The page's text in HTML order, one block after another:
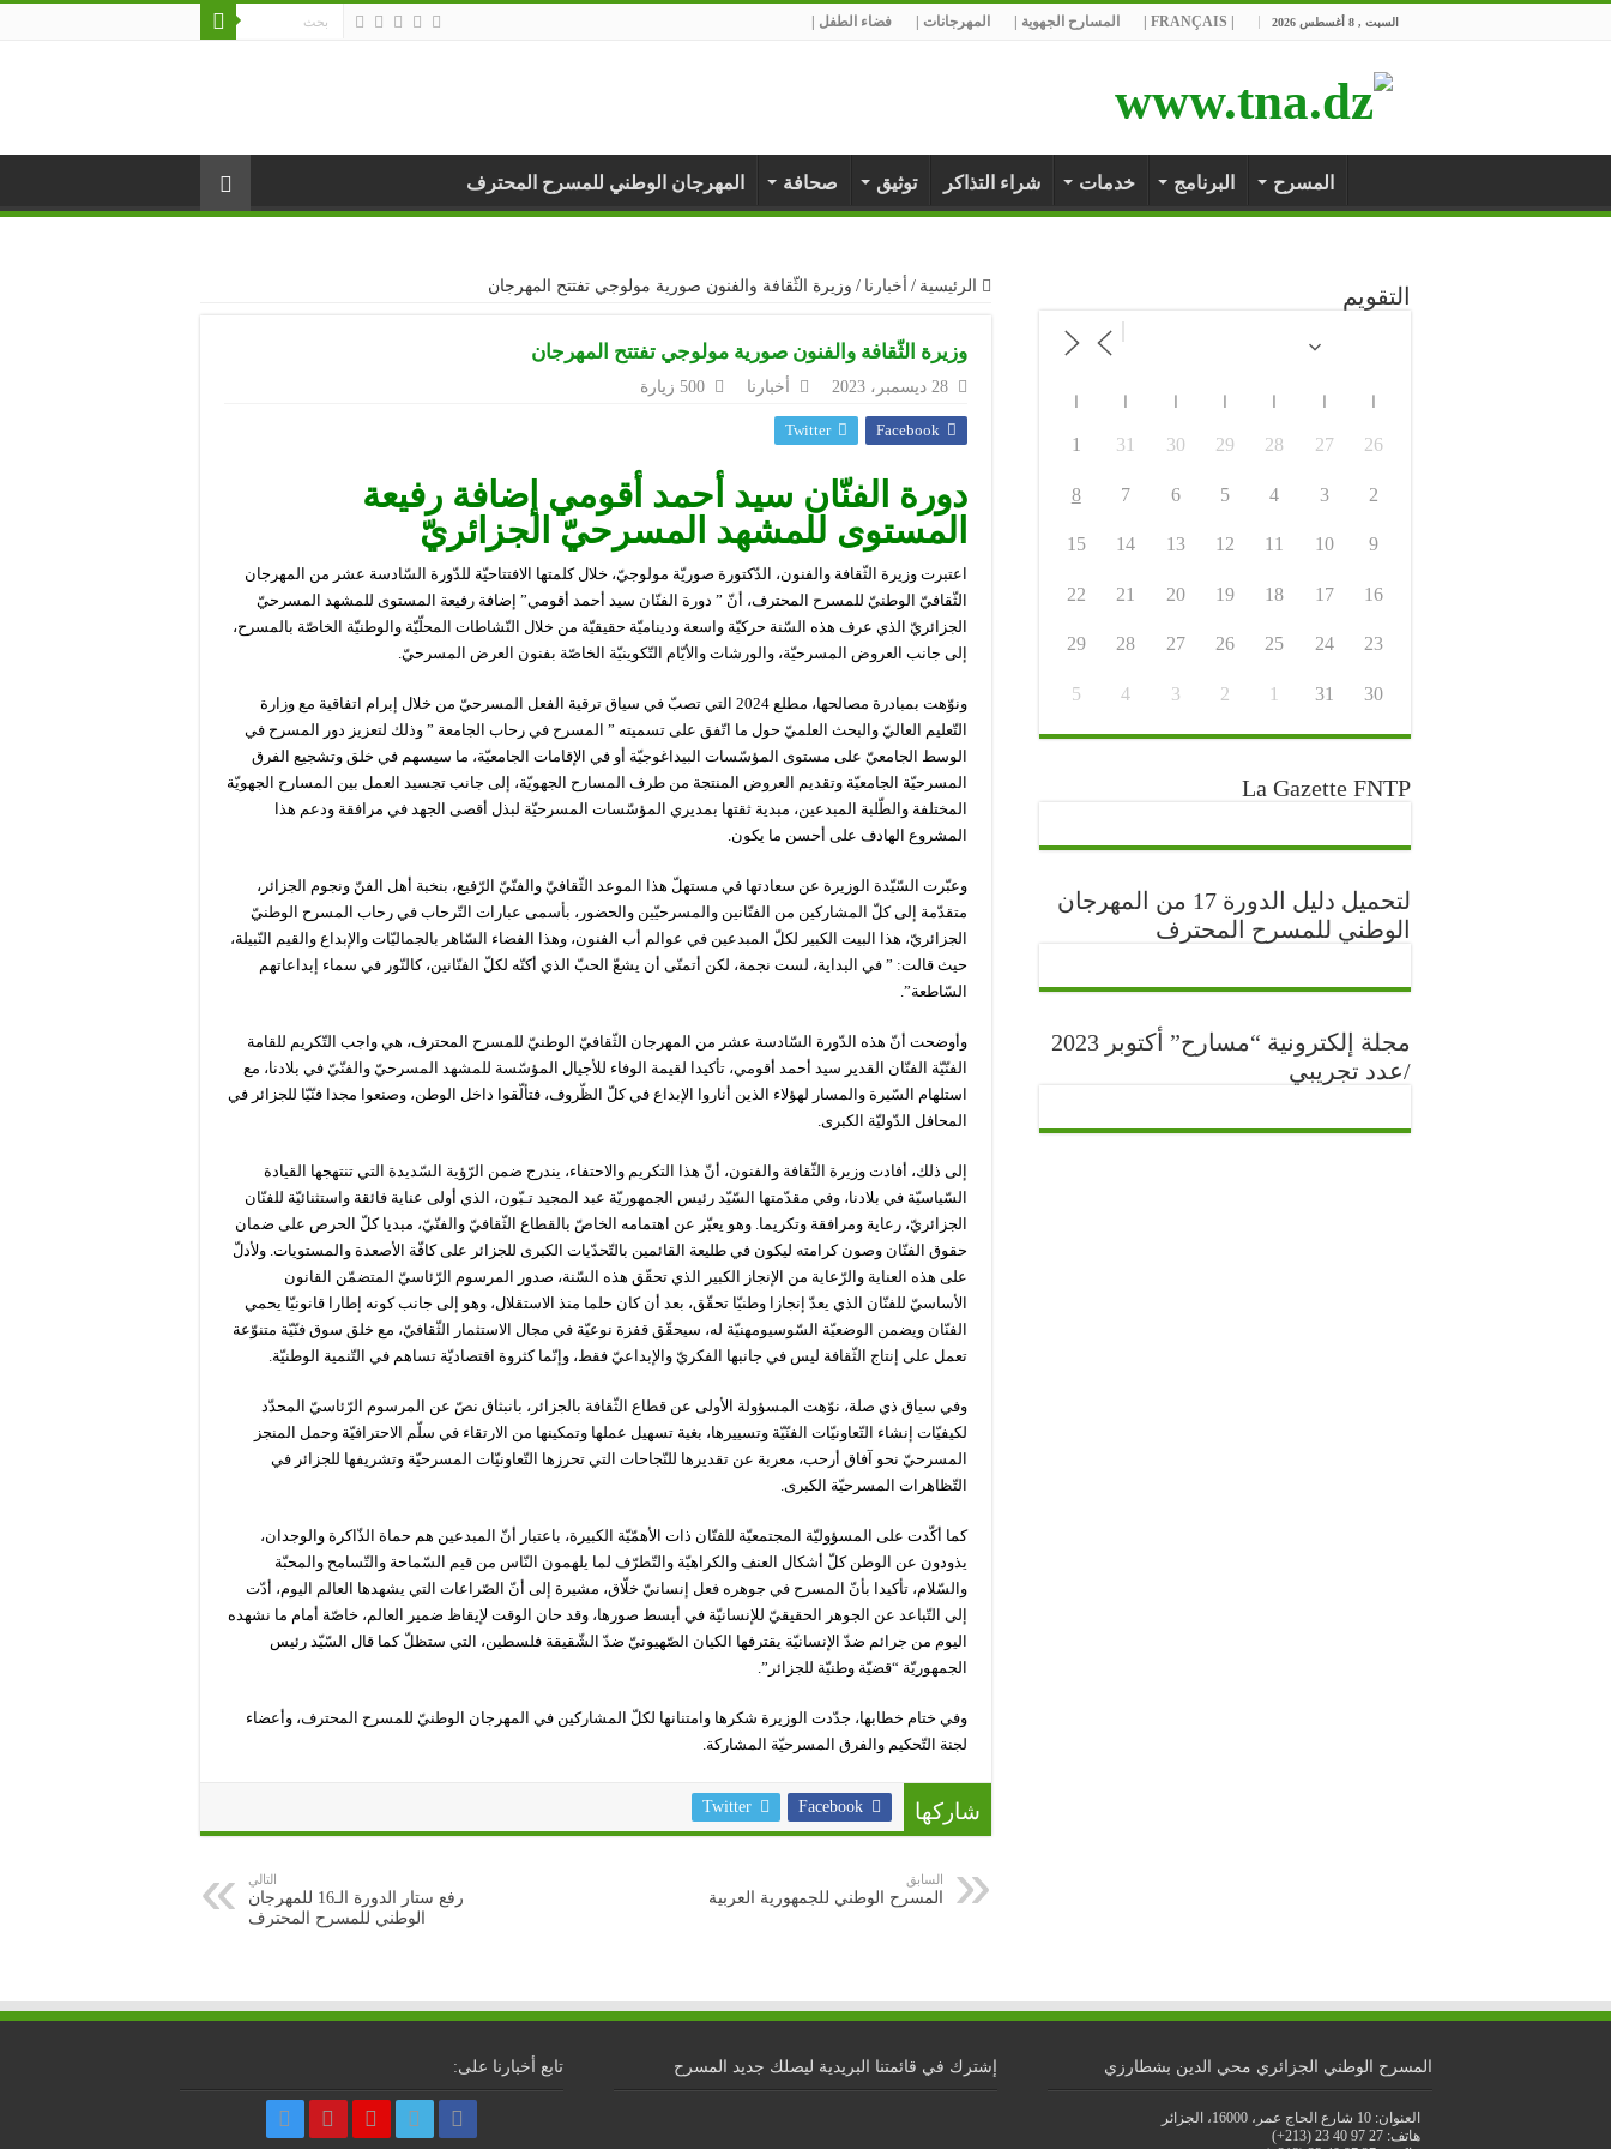
السبت , 8 أغسطس 2026 المسارح الجهوية | المهرجانات | فضاء الطفل |
المسرح البرنامج خدمات شراء التذاكر توثيق صحافة المهرجان الوطني للمسرح المحترف
الرئيسية / أخبارنا / وزيرة الثّقافة والفنون صورية مولوجي تفتتح المهرجان
وزيرة الثّقافة والفنون صورية مولوجي تفتتح المهرجان
28 ديسمبر، 2023 أخبارنا 500 زيارة
Facebook
Twitter
دورة الفنّان سيد أحمد أقومي إضافة رفيعة
المستوى للمشهد المسرحيّ الجزائريّ
اعتبرت وزيرة الثّقافة والفنون، الدّكتورة صوريّة مولوجيّ، خلال كلمتها الافتتاحيّة للدّورة السّادسة عشر من المهرجان
الثّقافيّ الوطنيّ للمسرح المحترف، أنّ ” دورة الفنّان سيد أحمد أقومي” إضافة رفيعة المستوى للمشهد المسرحيّ
الجزائريّ الذي عرف هذه السّنة حركيّة واسعة وديناميّة حقيقيّة من خلال النّشاطات المحلّيّة والوطنيّة الخاصّة بالمسرح،
إلى جانب العروض المسرحيّة، والورشات والأيّام التّكوينيّة الخاصّة بفنون العرض المسرحيّ.
ونوّهت بمبادرة مصالحها، مطلع 2024 التي تصبّ في سياق ترقية الفعل المسرحيّ من خلال إبرام اتفاقية مع وزارة
التّعليم العاليّ والبحث العلميّ حول ما اتّفق على تسميته ” المسرح في رحاب الجامعة ” وذلك لتعزيز دور المسرح في
الوسط الجامعيّ على مستوى المؤسّسات البيداغوجيّة أو في الإقامات الجامعيّة، ما سيسهم في خلق وتشجيع الفرق
المسرحيّة الجامعيّة وتقديم العروض المنتجة من طرف المسارح الجهويّة، إلى جانب تجسيد العمل بين المسارح الجهويّة
المختلفة والطّلبة المبدعين، مبدية ثقتها بمديري المؤسّسات المسرحيّة لبذل أقصى الجهد في مرافقة ودعم هذا
المشروع الهادف على أحسن ما يكون.
وعبّرت السّيّدة الوزيرة عن سعادتها في مستهلّ هذا الموعد الثّقافيّ والفنّيّ الرّفيع، بنخبة أهل الفنّ ونجوم الجزائر،
متقدّمة إلى كلّ المشاركين من الفنّانين والمسرحيّين والحضور، بأسمى عبارات التّرحاب في رحاب المسرح الوطنيّ
الجزائريّ، هذا البيت الكبير لكلّ المبدعين في عوالم أب الفنون، وهذا الفضاء السّاهر بالجماليّات والإبداع والقيم النّبيلة،
حيث قالت: ” في البداية، لست نجمة، لكن أتمنّى أن يشعّ الحبّ الذي أكنّه لكلّ الفنّانين، كالنّور في سماء إبداعاتهم
السّاطعة”.
وأوضحت أنّ هذه الدّورة السّادسة عشر من المهرجان الثّقافيّ الوطنيّ للمسرح المحترف، هي واجب التّكريم للقامة
الفنّيّة الفنّان القدير سيد أحمد أقومي، تأكيدا لقيمة الوفاء للأجيال المؤسّسة للمشهد المسرحيّ والفنّيّ في بلادنا، مع
استلهام السّيرة والمسار لهؤلاء الذين أناروا الإبداع في كلّ الظّروف، فتألّقوا داخل الوطن، وصنعوا مجدا فنّيّا للجزائر في
المحافل الدّوليّة الكبرى.
إلى ذلك، أفادت وزيرة الثّقافة والفنون، أنّ هذا التكريم والاحتفاء، يندرج ضمن الرّؤية السّديدة التي تنتهجها القيادة
السّياسيّة في بلادنا، وفي مقدّمتها السّيّد رئيس الجمهوريّة عبد المجيد تـبّون، الذي أولى عناية فائقة واستثنائيّة للفنّان
الجزائريّ، رعاية ومرافقة وتكريما. وهو يعبّر عن اهتمامه الخاصّ بالقطاع الثّقافيّ والفنّيّ، مبديا كلّ الحرص على ضمان
حقوق الفنّان وصون كرامته ليكون في طليعة القائمين بالتّحدّيات الكبرى للجزائر على كافّة الأصعدة والمستويات. ولأدلّ
على هذه العناية والرّعاية من الإنجاز الكبير الذي تحقّق هذه السّنة، صدور المرسوم الرّئاسيّ المتضمّن القانون
الأساسيّ للفنّان الذي يعدّ إنجازا وطنيّا تحقّق، بعد أن كان حلما منذ الاستقلال، وهو إلى جانب كونه إطارا قانونيّا يحمي
الفنّان ويضمن الوضعيّة السّوسيومهنيّة له، سيحقّق قفزة نوعيّة في مجال الاستثمار الثّقافيّ، مع خلق سوق فنّيّة متنوّعة
تعمل على إنتاج الثّقافة ليس في جانبها الفكريّ والإبداعيّ فقط، وإنّما كثروة اقتصاديّة تساهم في التّنمية الوطنيّة.
وفي سياق ذي صلة، نوّهت المسؤولة الأولى عن قطاع الثّقافة بالجزائر، بانبثاق نصّ عن المرسوم الرّئاسيّ المحدّد
لكيفيّات إنشاء التّعاونيّات الفنّيّة وتسييرها، بغية تسهيل عملها وتمكينها من الارتقاء في سلّم الاحترافيّة وحمل المنجز
المسرحيّ نحو آفاق أرحب، معربة عن تقديرها للنّجاحات التي تحرزها التّعاونيّات المسرحيّة وتشريفها للجزائر في
التّظاهرات المسرحيّة الكبرى.
كما أكّدت على المسؤوليّة المجتمعيّة للفنّان ذات الأهمّيّة الكبيرة، باعتبار أنّ المبدعين هم حماة الذّاكرة والوجدان،
يذودون عن الوطن كلّ أشكال العنف والكراهيّة والتّطرّف لما يلهمون النّاس من قيم السّماحة والتّسامح والمحبّة
والسّلام، تأكيدا بأنّ المسرح في جوهره فعل إنسانيّ خلّاق، مشيرة إلى أنّ الصّراعات التي يشهدها العالم اليوم، أدّت
إلى التّباعد عن الجوهر الحقيقيّ للإنسانيّة في أبسط صورها، وقد حان الوقت لإيقاظ ضمير العالم، خاصّة أمام ما نشهده
اليوم من جرائم ضدّ الإنسانيّة يقترفها الكيان الصّهيونيّ ضدّ الشّقيقة فلسطين، التي ستظلّ كما قال السّيّد رئيس
الجمهوريّة “قضيّة وطنيّة للجزائر”.
وفي ختام خطابها، جدّدت الوزيرة شكرها وامتنانها لكلّ المشاركين في المهرجان الوطنيّ للمسرح المحترف، وأعضاء
لجنة التّحكيم والفرق المسرحيّة المشاركة.
شاركها Facebook
Twitter
السابق
المسرح الوطني للجمهورية العربية
التالي
رفع ستار الدورة الـ16 للمهرجان
الوطني للمسرح المحترف
التقويم
ا ا ا ا ا ا ا
26
27
28
29
30
31
1
2
3
4
5
6
7
8
9
10
11
12
13
14
15
16
17
18
19
20
21
22
23
24
25
26
27
28
29
30
31
1
2
3
4
5
La Gazette FNTP
لتحميل دليل الدورة 17 من المهرجان
الوطني للمسرح المحترف
مجلة إلكترونية “مسارح” أكتوبر 2023
/عدد تجريبي
المسرح الوطني الجزائري محي الدين بشطارزي
العنوان: 10 شارع الحاج عمر، 16000، الجزائر
هاتف: 27 97 40 23 (213+)
إشترك في قائمتنا البريدية ليصلك جديد المسرح تابع أخبارنا على: